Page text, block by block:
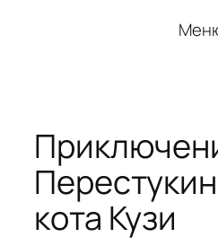
кота Кузи